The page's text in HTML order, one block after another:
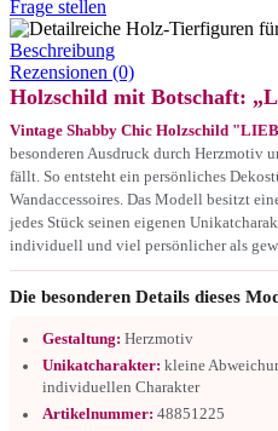
Frage stellen
Beschreibung
Rezensionen (0)
Holzschild mit Botschaft:
Vintage Shabby Chic Holzschild
besonderen Ausdruck durch Herzmotiv
fällt. So entsteht ein persönliches
Wandaccessoires. Das Modell besitzt
jedes Stück seinen eigenen
individuell und viel persönlicher als
Die besonderen Details dieses
Gestaltung: Herzmotiv
Unikatcharakter: kleine
individuellen Charakter
Artikelnummer: 48851225